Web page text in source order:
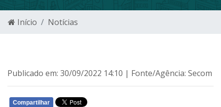
Início Notícias
Publicado em: 30/09/2022 14:10 | Fonte/Agência: Secom
Compartilhar